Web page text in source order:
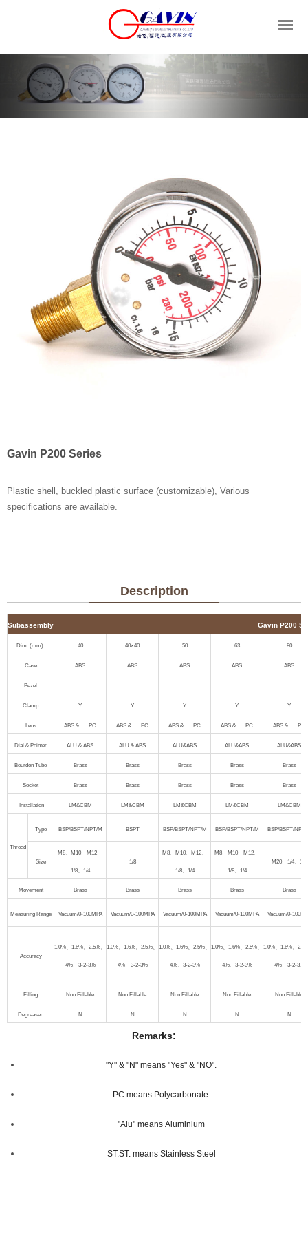
Gavin P200 Series
Plastic shell, buckled plastic surface (customizable), Various
specifications are available.
Description
Subassembly Gavin P200
Dim. (mm) 40 40×40 50 63 80
Case ABS ABS ABS ABS ABS
Bezel
Clamp Y Y Y Y Y
Lens ABS & PC ABS & PC ABS & PC ABS & PC ABS & PC
Dial & Pointer ALU & ABS ALU & ABS ALU&ABS ALU&ABS ALU&ABS
Bourdon Tube Brass Brass Brass Brass Brass
Socket Brass Brass Brass Brass Brass
Installation LM&CBM LM&CBM LM&CBM LM&CBM LM&CBM
Thread
Type BSP/BSPT/NPT/M BSPT BSP/BSPT/NPT/M BSP/BSPT/NPT/M BSP/BSPT/NPT/
Size
M8、 M10、 M12、
1/8、 1/4
1/8
M8、 M10、 M12、
1/8、 1/4
M8、 M10、 M12、
1/8、 1/4
M20、 1/4、 1/2
Movement Brass Brass Brass Brass Brass
Measuring Range Vacuum/0-100MPA Vacuum/0-100MPA Vacuum/0-100MPA Vacuum/0-100MPA Vacuum/0-
Accuracy
1.0%、 1.6%、 2.5%、
4%、 3-2-3%
1.0%、 1.6%、 2.5%、
4%、 3-2-3%
1.0%、 1.6%、 2.5%、
4%、 3-2-3%
1.0%、 1.6%、 2.5%、
4%、 3-2-3%
1.0%、 1.6%、
4%、 3-2-3%
Filling Non Fillable Non Fillable Non Fillable Non Fillable Non Fillable
Degreased N N N N N
Remarks:
"Y" & "N" means "Yes" & "NO".
PC means Polycarbonate.
"Alu" means Aluminium
ST.ST. means Stainless Steel